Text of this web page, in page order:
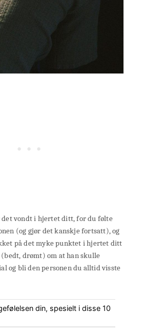
det vondt i hjertet ditt, for du følte
(og gjør det kanskje fortsatt), og
på det myke punktet i hjertet ditt
drømt) om at han skulle
og bli den personen du alltid visste
din, spesielt i disse 10